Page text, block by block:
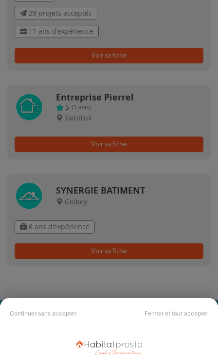
Continuer sans accepter Fermer et tout accepter
29 projets acceptés
11 ans d'expérience
Voir sa fiche
Entreprise Pierrel
5 (1 avis)
Taintrux
Voir sa fiche
SYNERGIE BATIMENT
Golbey
6 ans d'expérience
Voir sa fiche
PAS LE TEMPS DE
CHERCHER ?